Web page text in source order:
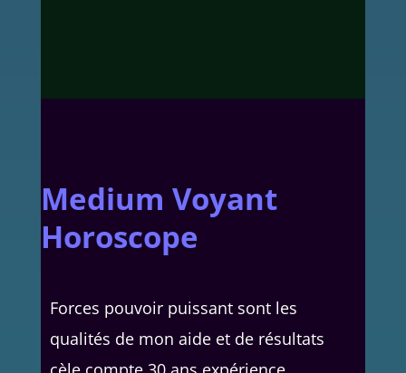
Medium Voyant
Horoscope
Forces pouvoir puissant sont les
qualités de mon aide et de résultats